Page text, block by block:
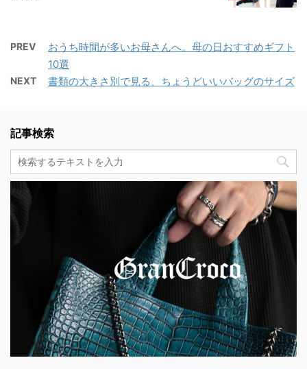
PREV
おうち時間が多いお母さんへ。母の日おすすめギフト
10選
NEXT 書類の大きさ別で見る、ちょうどいいバッグのサイズ
記事検索